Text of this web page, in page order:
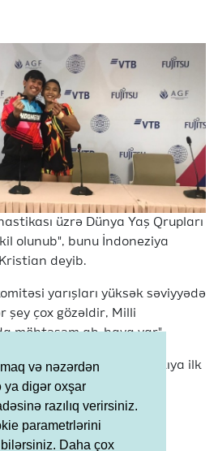
və nəzərdən
ya digər oxşar
razılıq verirsiniz.
parametrlərini
Daha çox
üzrə Dünya Yaş Qrupları
olunub", bunu İndoneziya
deyib.
yarışları yüksək səviyyədə
şey çox gözəldir, Milli
möhtəşəm ab-hava var".
gəldiyini vurğulayıb: "Bakıya ilk
Əsas tapşırığım
etməkdir".
22 may, 2021-ci il